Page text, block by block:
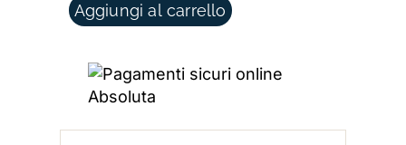
Aggiungi al carrello